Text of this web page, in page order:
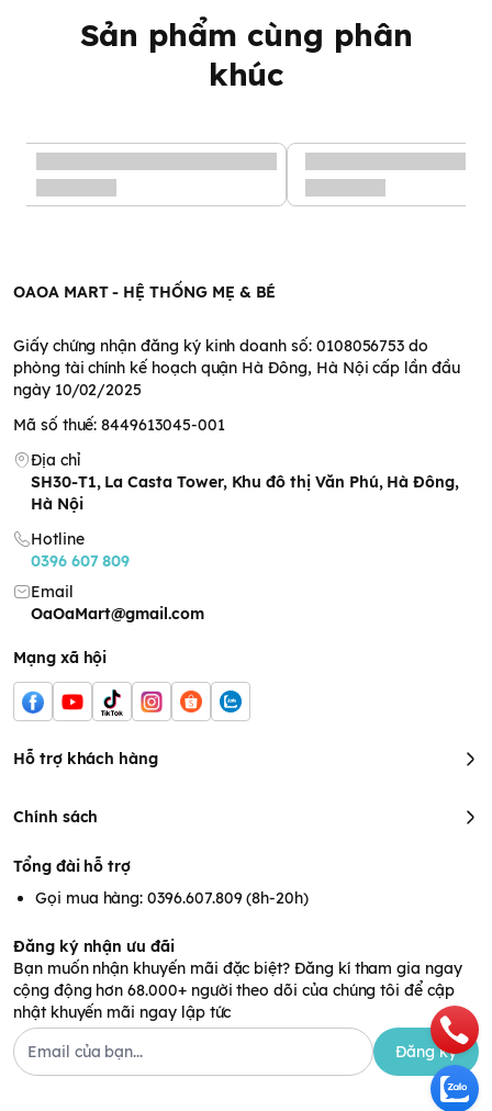
tiếp xúc trực tiếp với da em bé, khoá ẩm, ngừa hăm
Sản phẩm cùng phân
khúc
OAOA MART - HỆ THỐNG MẸ & BÉ
Giấy chứng nhận đăng ký kinh doanh số: 0108056753 do
phòng tài chính kế hoạch quận Hà Đông, Hà Nội cấp lần đầu
ngày 10/02/2025
Mã số thuế: 8449613045-001
Địa chỉ
SH30-T1, La Casta Tower, Khu đô thị Văn Phú, Hà Đông,
Hà Nội
Hotline
0396 607 809
Email
OaOaMart@gmail.com
Mạng xã hội
Hỗ trợ khách hàng
Chính sách
Tổng đài hỗ trợ
Gọi mua hàng: 0396.607.809 (8h-20h)
Đăng ký nhận ưu đãi
Bạn muốn nhận khuyến mãi đặc biệt? Đăng kí tham gia ngay
cộng động hơn 68.000+ người theo dõi của chúng tôi để cập
nhật khuyến mãi ngay lập tức
Đăng ký